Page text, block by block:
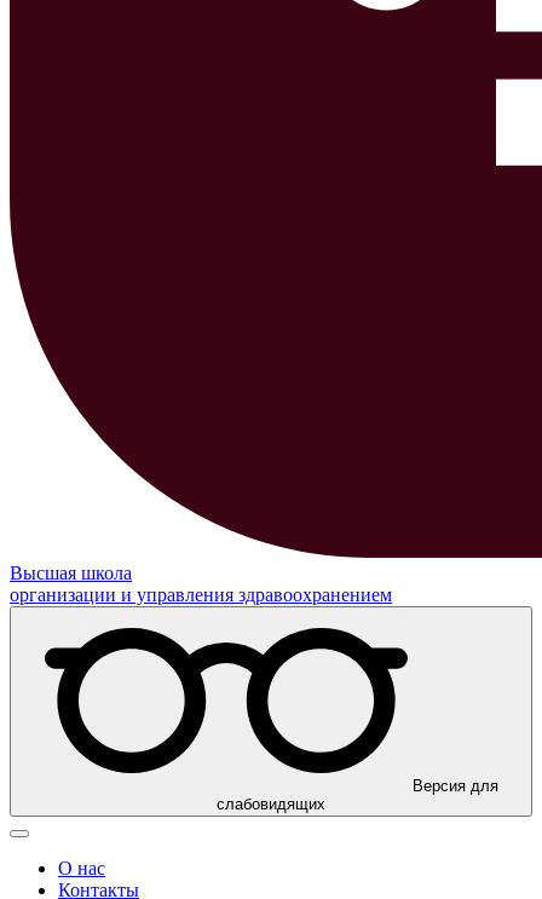
Высшая школа
организации и управления здравоохранением
Версия для
слабовидящих
О нас
Контакты